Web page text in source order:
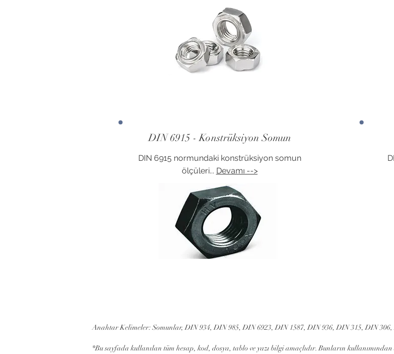
DIN 6915 - Konstrüksiyon Somun
DIN 6915 normundaki konstrüksiyon somun
ölçüleri... Devamı -->
Anahtar Kelimeler: Somunlar, DIN 934, DIN 985, DIN 6923, DIN 1587, DIN 936, DIN 315, DIN
*Bu sayfada kullanılan tüm hesap, kod, dosya, tablo ve yazı bilgi amaçlıdır. Bunların